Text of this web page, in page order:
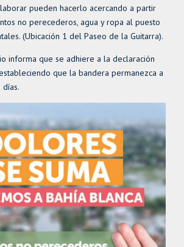
pueden hacerlo acercando a partir
no perecederos, agua y ropa al puesto
(Ubicación 1 del Paseo de la Guitarra).
informa que se adhiere a la declaración
que la bandera permanezca a